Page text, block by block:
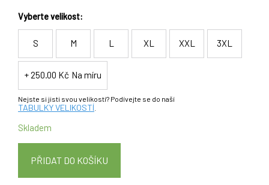
Vyberte velikost:
S M L XL XXL 3XL
+ 250.00 Kč Na míru
Nejste si jisti svou velikostí? Podívejte se do naší
TABULKY VELIKOSTÍ
Skladem
PŘIDAT DO KOŠÍKU